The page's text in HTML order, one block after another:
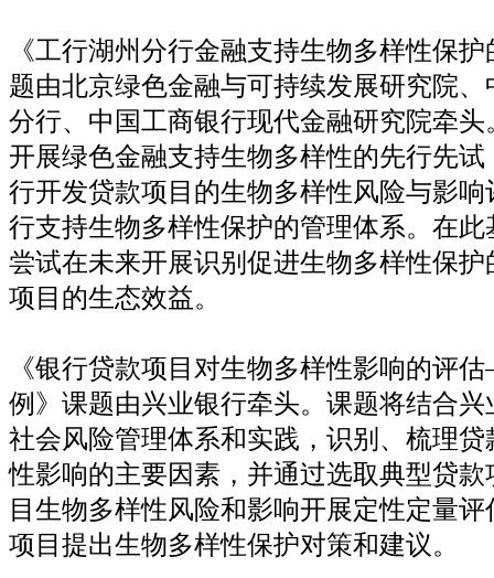
《工行湖州分行金融支持生物多样性保
题由北京绿色金融与可持续发展研究院
分行、中国工商银行现代金融研究院牵
开展绿色金融支持生物多样性的先行先
行开发贷款项目的生物多样性风险与影
行支持生物多样性保护的管理体系。在
尝试在未来开展识别促进生物多样性保
项目的生态效益。
《银行贷款项目对生物多样性影响的评
例》课题由兴业银行牵头。课题将结合
社会风险管理体系和实践，识别、梳理
性影响的主要因素，并通过选取典型贷
目生物多样性风险和影响开展定性定量
项目提出生物多样性保护对策和建议。